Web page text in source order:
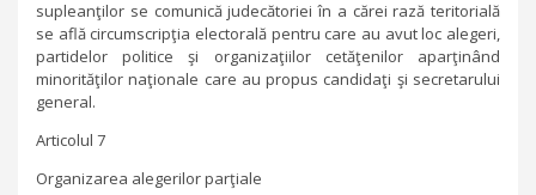
supleanţilor se comunică judecătoriei în a cărei rază teritorială
se află circumscripţia electorală pentru care au avut loc alegeri,
partidelor politice şi organizaţiilor cetăţenilor aparţinând
minorităţilor naţionale care au propus candidaţi şi secretarului
general.
Articolul 7
Organizarea alegerilor parţiale